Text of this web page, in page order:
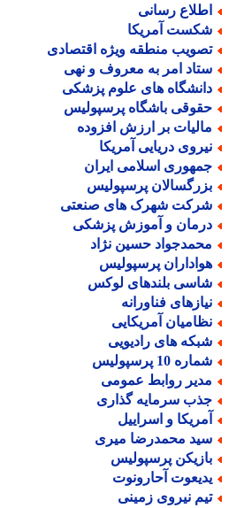
رسانی
آمریکا
منطقه ویژه اقتصادی
امر به معروف و نهی
های علوم پزشکی
باشگاه پرسپولیس
بر ارزش افزوده
دریایی آمریکا
اسلامی ایران
پرسپولیس
شهرک های صنعتی
و آموزش پزشکی
حسین نژاد
پرسپولیس
بلندهای لوکس
فناورانه
آمریکایی
های رادیویی
10 پرسپولیس
روابط عمومی
سرمایه گذاری
و اسراییل
محمدرضا میری
پرسپولیس
آحارونوت
نیروی زمینی